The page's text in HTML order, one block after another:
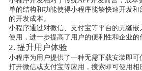
单的结构和功能使得小程序能够快速开发
的开发成本。
小程序通过对微信、支付宝等平台的无缝
使用，进一步提高了用户的便利性和企业的
2. 提升用户体验
小程序为用户提供了一种无需下载安装即
打开微信或支付宝等应用，搜索即可使用相